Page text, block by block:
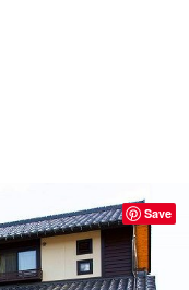
Save